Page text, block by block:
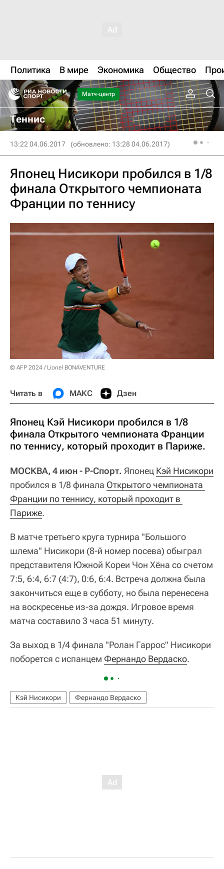
Политика В мире Экономика Общество
Матч-центр
Теннис
13:22 04.06.2017 (обновлено: 13:28 04.06.2017)
Японец Нисикори пробился в 1/8
финала Открытого чемпионата
Франции по теннису
© AFP 2024 / Lionel BONAVENTURE
Читать в МАКС Дзен
Японец Кэй Нисикори пробился в 1/8
финала Открытого чемпионата Франции
по теннису, который проходит в Париже.
МОСКВА, 4 июн - Р-Спорт. Японец Кэй Нисикори
пробился в 1/8 финала Открытого чемпионата
Франции по теннису, который проходит в
Париже.
В матче третьего круга турнира "Большого
шлема" Нисикори (8-й номер посева) обыграл
представителя Южной Кореи Чон Хёна со счетом
7:5, 6:4, 6:7 (4:7), 0:6, 6:4. Встреча должна была
закончиться еще в субботу, но была перенесена
на воскресенье из-за дождя. Игровое время
матча составило 3 часа 51 минуту.
За выход в 1/4 финала "Ролан Гаррос" Нисикори
поборется с испанцем Фернандо Вердаско.
Кэй Нисикори Фернандо Вердаско